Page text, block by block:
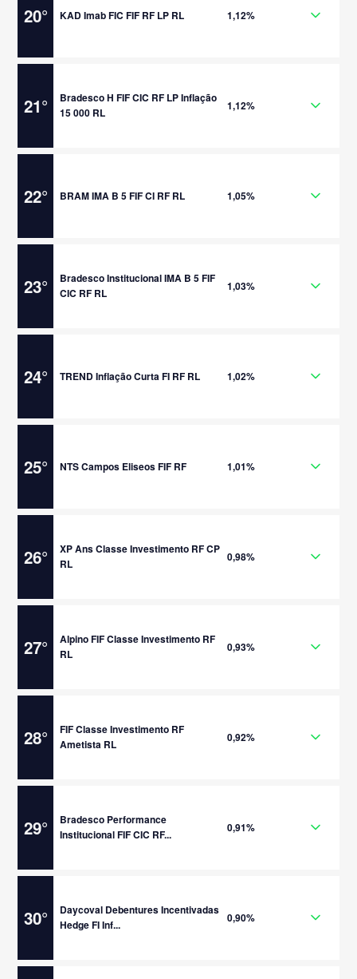
20° KAD Imab FIC FIF RF LP RL 1,12%
21°
Bradesco H FIF CIC RF LP Inflação
15 000 RL
1,12%
22° BRAM IMA B 5 FIF CI RF RL 1,05%
23°
Bradesco Institucional IMA B 5 FIF
CIC RF RL
1,03%
24° TREND Inflação Curta FI RF RL 1,02%
25° NTS Campos Eliseos FIF RF 1,01%
26°
XP Ans Classe Investimento RF CP
RL
0,98%
27°
Alpino FIF Classe Investimento RF
RL
0,93%
28°
FIF Classe Investimento RF
Ametista RL
0,92%
29°
Bradesco Performance
Institucional FIF CIC RF...
0,91%
30°
Daycoval Debentures Incentivadas
Hedge FI Inf...
0,90%